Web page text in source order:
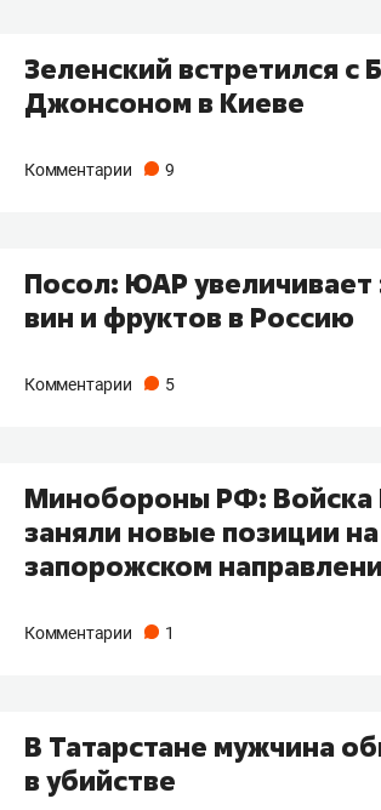
Зеленский встретился с
Джонсоном в Киеве
Комментарии 9
Посол: ЮАР увеличивает
вин и фруктов в Россию
Комментарии 5
Минобороны РФ: Войска
заняли новые позиции на
запорожском
Комментарии 1
В Татарстане мужчина
в убийстве